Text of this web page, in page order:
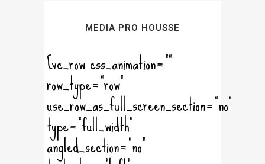
MEDIA PRO HOUSSE
[vc_row css_animation=""
row_type="row"
use_row_as_full_screen_section="no"
type="full_width"
angled_section="no"